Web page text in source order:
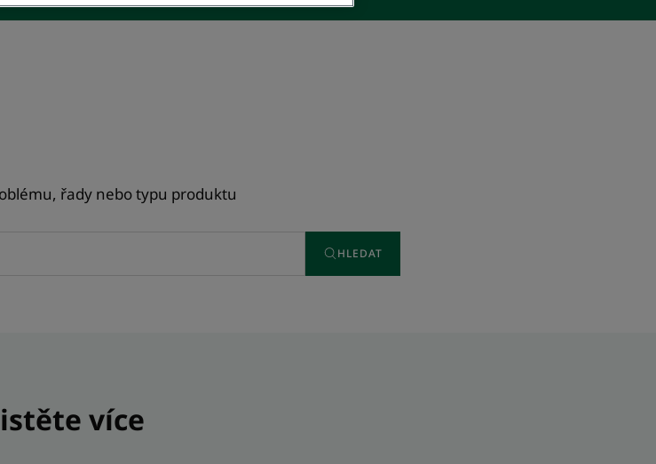
řady nebo typu produktu
HLEDAT
více